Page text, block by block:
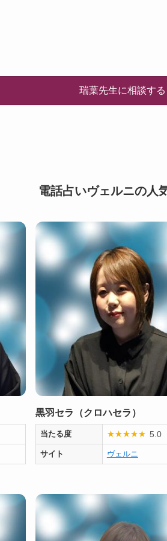
瑞葉先生に相談する
電話占いヴェルニの人
黒羽セラ（クロハセラ）
当たる度 ★★★★★ 5.0
サイト ヴェルニ